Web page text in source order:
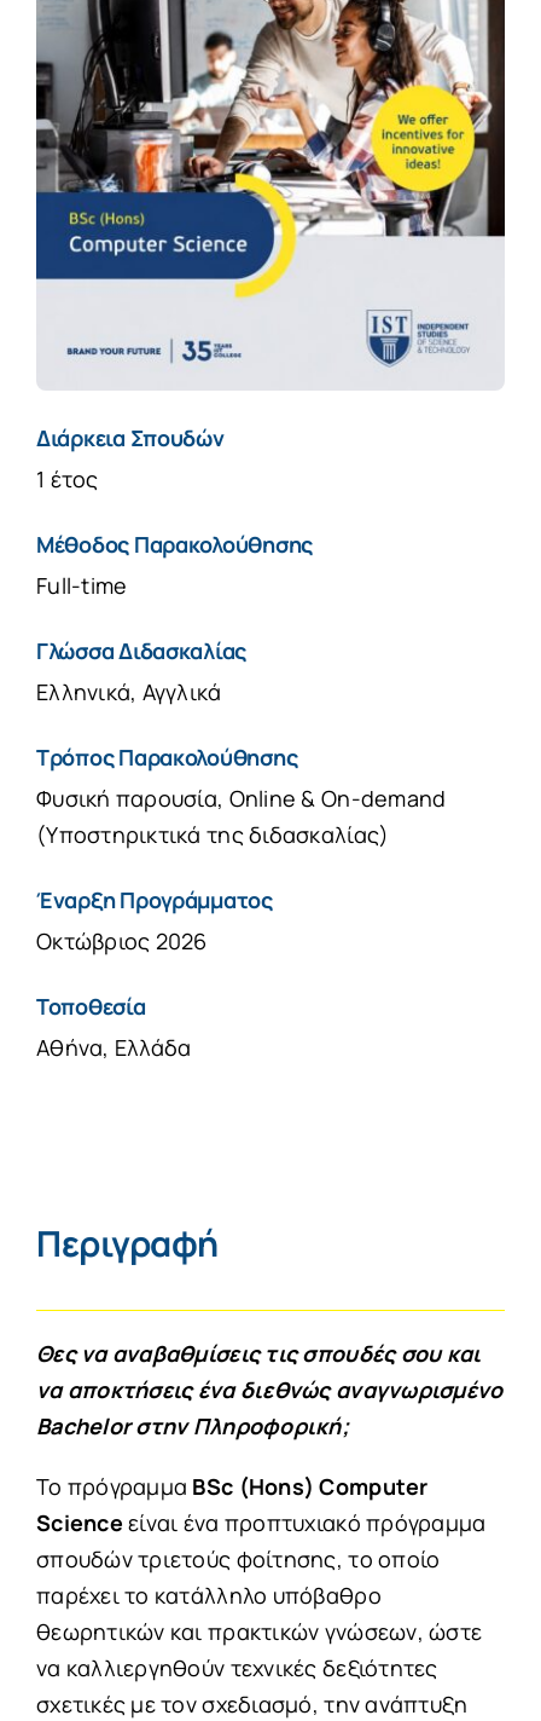
Διάρκεια Σπουδών
1 έτος
Μέθοδος Παρακολούθησης
Full-time
Γλώσσα Διδασκαλίας
Ελληνικά, Αγγλικά
Τρόπος Παρακολούθησης
Φυσική παρουσία, Online & On-demand
(Υποστηρικτικά της διδασκαλίας)
Έναρξη Προγράμματος
Οκτώβριος 2026
Τοποθεσία
Αθήνα, Ελλάδα
Περιγραφή
Θες να αναβαθμίσεις τις σπουδές σου και
να αποκτήσεις ένα διεθνώς αναγνωρισμένο
Bachelor στην Πληροφορική;
Το πρόγραμμα BSc (Hons) Computer
Science είναι ένα προπτυχιακό πρόγραμμα
σπουδών τριετούς φοίτησης, το οποίο
παρέχει το κατάλληλο υπόβαθρο
θεωρητικών και πρακτικών γνώσεων, ώστε
να καλλιεργηθούν τεχνικές δεξιότητες
σχετικές με τον σχεδιασμό, την ανάπτυξη